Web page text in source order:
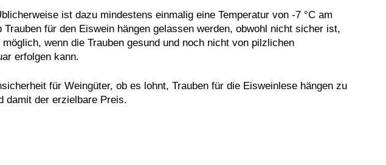
ist dazu mindestens einmalig eine Temperatur von -7 °C am
für den Eiswein hängen gelassen werden, obwohl nicht sicher ist,
wenn die Trauben gesund und noch nicht von pilzlichen
erfolgen kann.
für Weingüter, ob es lohnt, Trauben für die Eisweinlese hängen zu
damit der erzielbare Preis.